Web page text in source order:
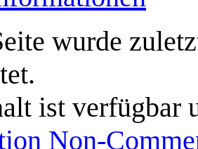
wurde
ist verfügbar
Non-